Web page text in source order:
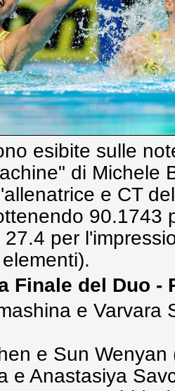
esibite sulle
di Michele
e CT
90.1743
per
Finale del Duo -
e Varvara
e Sun Wenyan
e Anastasiya